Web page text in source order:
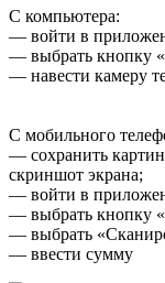
С компьютера:
— войти в
— выбрать кнопку
— навести камеру
С мобильного
— сохранить
скриншот экрана;
— войти в
— выбрать кнопку
— выбрать
— ввести сумму